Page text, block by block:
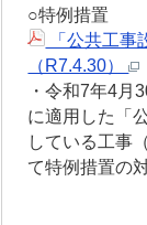
○特例措置
「公共工事
（R7.4.30）
・令和7年4月
に適用した「
している工事
て特例措置の